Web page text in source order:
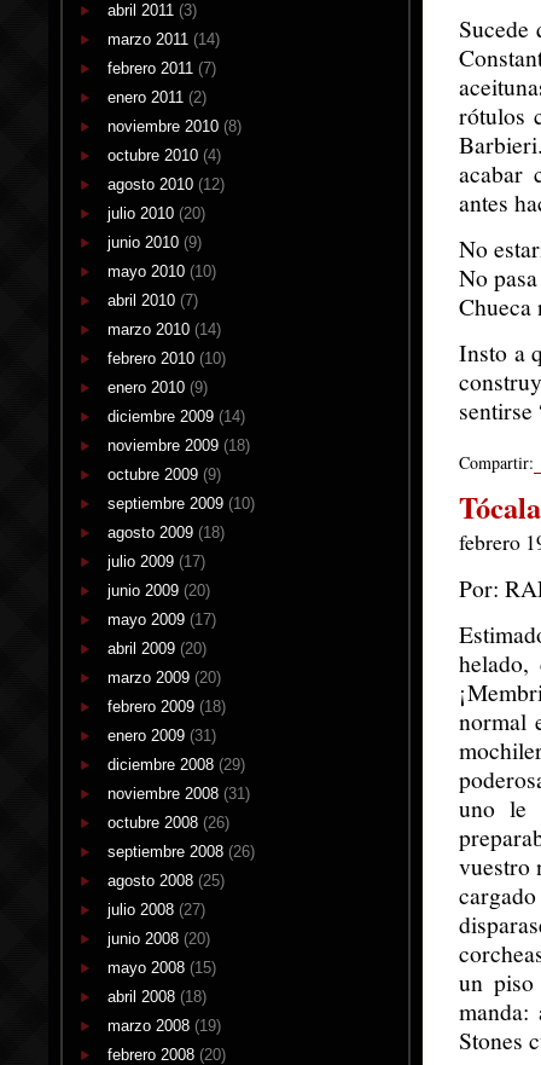
abril 2011 (3)
marzo 2011 (14)
febrero 2011 (7)
enero 2011 (2)
noviembre 2010 (8)
octubre 2010 (4)
agosto 2010 (12)
julio 2010 (20)
junio 2010 (9)
mayo 2010 (10)
abril 2010 (7)
marzo 2010 (14)
febrero 2010 (10)
enero 2010 (9)
diciembre 2009 (14)
noviembre 2009 (18)
octubre 2009 (9)
septiembre 2009 (10)
agosto 2009 (18)
julio 2009 (17)
junio 2009 (20)
mayo 2009 (17)
abril 2009 (20)
marzo 2009 (20)
febrero 2009 (18)
enero 2009 (31)
diciembre 2008 (29)
noviembre 2008 (31)
octubre 2008 (26)
septiembre 2008 (26)
agosto 2008 (25)
julio 2008 (27)
junio 2008 (20)
mayo 2008 (15)
abril 2008 (18)
marzo 2008 (19)
febrero 2008 (20)
Sucede
rótulos
acabar
antes
No
No
Chueca
Insto a
sentirse
Compartir:
febrero
Por:
normal
uno le
vuestro
un piso
Stones